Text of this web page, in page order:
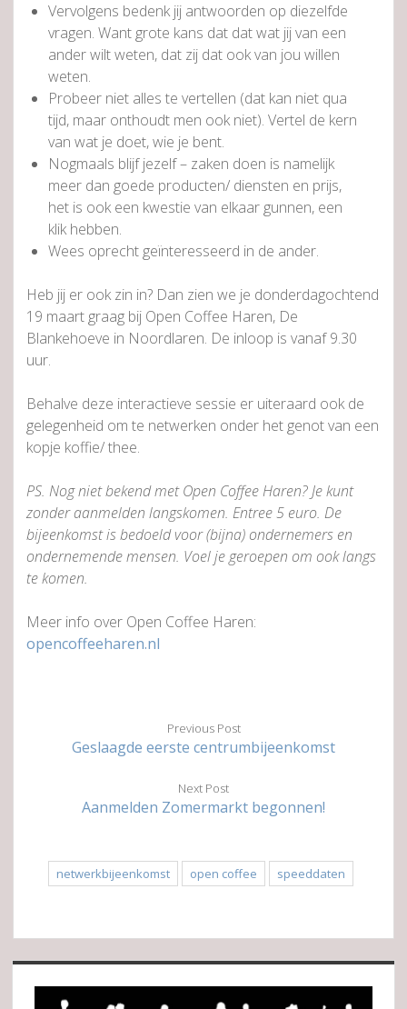
Vervolgens bedenk jij antwoorden op diezelfde
vragen. Want grote kans dat dat wat jij van een
ander wilt weten, dat zij dat ook van jou willen
weten.
Probeer niet alles te vertellen (dat kan niet qua
tijd, maar onthoudt men ook niet). Vertel de kern
van wat je doet, wie je bent.
Nogmaals blijf jezelf – zaken doen is namelijk
meer dan goede producten/ diensten en prijs,
het is ook een kwestie van elkaar gunnen, een
klik hebben.
Wees oprecht geïnteresseerd in de ander.
Heb jij er ook zin in? Dan zien we je donderdagochtend
19 maart graag bij Open Coffee Haren, De
Blankehoeve in Noordlaren. De inloop is vanaf 9.30
uur.
Behalve deze interactieve sessie er uiteraard ook de
gelegenheid om te netwerken onder het genot van een
kopje koffie/ thee.
PS. Nog niet bekend met Open Coffee Haren? Je kunt
zonder aanmelden langskomen. Entree 5 euro. De
bijeenkomst is bedoeld voor (bijna) ondernemers en
ondernemende mensen. Voel je geroepen om ook langs
te komen.
Meer info over Open Coffee Haren:
opencoffeeharen.nl
Previous Post
Geslaagde eerste centrumbijeenkomst
Next Post
Aanmelden Zomermarkt begonnen!
netwerkbijeenkomst open coffee speeddaten
Sidebar